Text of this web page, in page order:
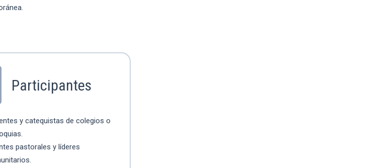
Participantes
y catequistas de colegios o
pastorales y líderes